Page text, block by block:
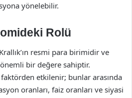
yönelebilir.
Rolü
resmi para birimidir ve
bir değere sahiptir.
etkilenir; bunlar arasında
oranları, faiz oranları ve siyasi